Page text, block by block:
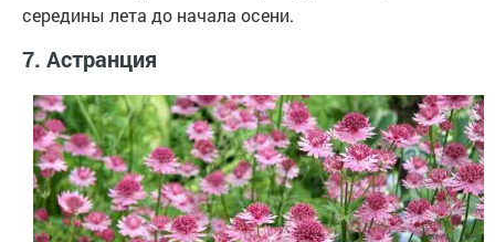
середины лета до начала осени.
7. Астранция